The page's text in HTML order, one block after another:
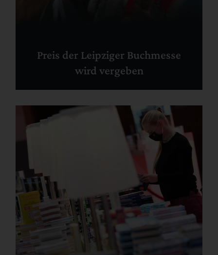
Preis der Leipziger Buchmesse
wird vergeben